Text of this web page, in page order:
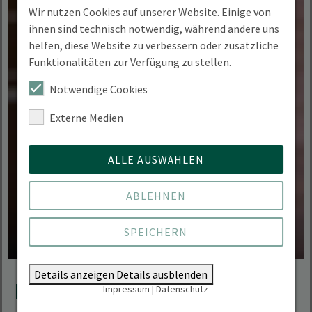
Kontakt
Wir nutzen Cookies auf unserer Website. Einige von
ihnen sind technisch notwendig, während andere uns
helfen, diese Website zu verbessern oder zusätzliche
Funktionalitäten zur Verfügung zu stellen.
Notwendige Cookies
Externe Medien
ALLE AUSWÄHLEN
ABLEHNEN
SPEICHERN
Details anzeigen Details ausblenden
Impressum|Datenschutz